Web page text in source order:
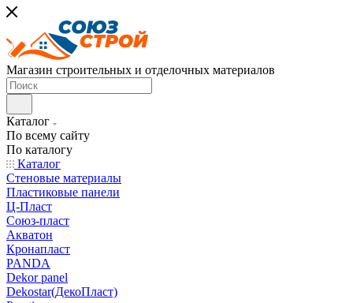
Магазин строительных и отделочных материалов
Каталог
По всему сайту
По каталогу
Каталог
Стеновые материалы
Пластиковые панели
Ц-Пласт
Союз-пласт
Акватон
Кронапласт
PANDA
Dekor panel
Dekostar(ДекоПласт)